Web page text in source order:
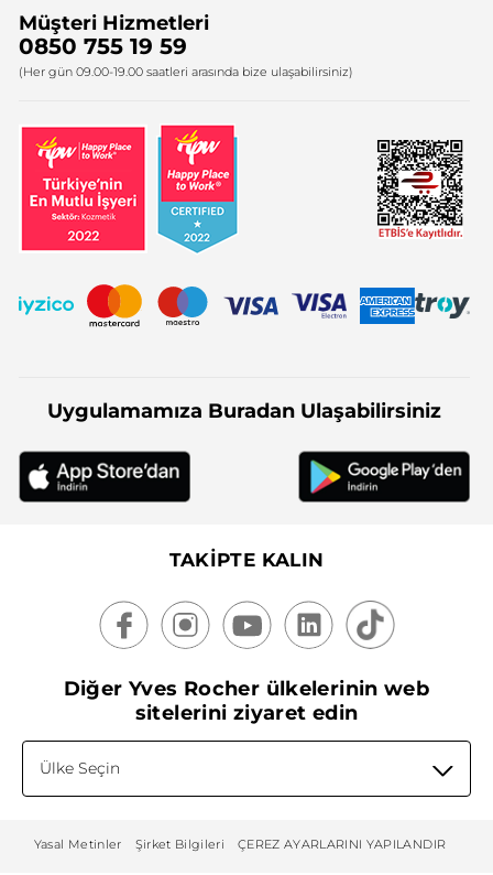
Bize Ulaşın
Firma Bilgileri
Müşteri Hizmetleri
0850 755 19 59
(Her gün 09.00-19.00 saatleri arasında bize ulaşabilirsiniz)
Uygulamamıza Buradan Ulaşabilirsiniz
TAKİPTE KALIN
Diğer Yves Rocher ülkelerinin web
sitelerini ziyaret edin
Ülke Seçin
Yasal Metinler Şirket Bilgileri ÇEREZ AYARLARINI YAPILANDIR